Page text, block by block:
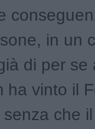
in un
di per se
ha vinto il
che